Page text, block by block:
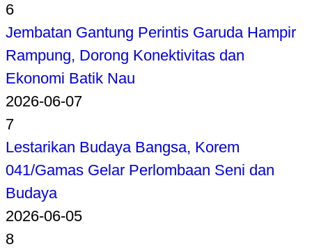
6
Jembatan Gantung Perintis Garuda Hampir
Rampung, Dorong Konektivitas dan
Ekonomi Batik Nau
2026-06-07
7
Lestarikan Budaya Bangsa, Korem
041/Gamas Gelar Perlombaan Seni dan
Budaya
2026-06-05
8